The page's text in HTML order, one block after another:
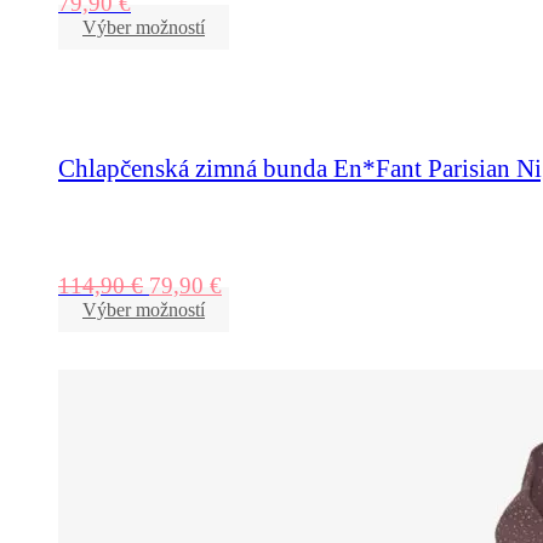
Výber možností
Chlapčenská zimná bunda En*Fant Parisian
114,90€ 79,90 €
Výber možností